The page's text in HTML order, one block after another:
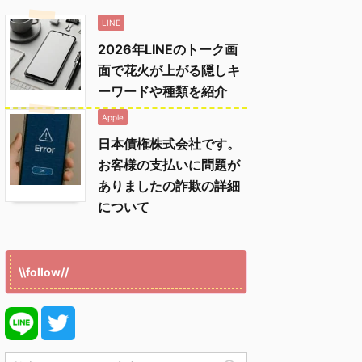
LINE
2026年LINEのトーク画
面で花火が上がる隠しキ
ーワードや種類を紹介
Apple
日本債権株式会社です。
お客様の支払いに問題が
ありましたの詐欺の詳細
について
\\follow//